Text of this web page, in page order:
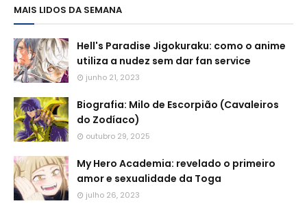
MAIS LIDOS DA SEMANA
Hell's Paradise Jigokuraku: como o anime
utiliza a nudez sem dar fan service
junho 21, 2023
Biografia: Milo de Escorpião (Cavaleiros
do Zodíaco)
outubro 29, 2025
My Hero Academia: revelado o primeiro
amor e sexualidade da Toga
julho 26, 2023